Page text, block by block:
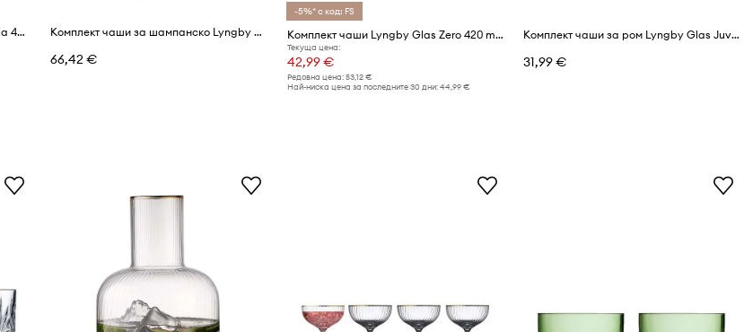
Халба за бира Lyngby Glas Melodia 400 ml (4 броя) Комплект чаши за шампанско Lyngby Glas Melodia 160 ml (4 броя)
66,42 €
-5%* с код: FS
Комплект чаши Lyngby Glas Zero 420 ml (2 броя)
Текуща цена:
42,99 €
Редовна цена: 53,12 €
Най-ниска цена за последните 30 дни: 44,99 €
Комплект чаши за ром Lyngby Glas Juvel 290 ml (6 броя)
31,99 €